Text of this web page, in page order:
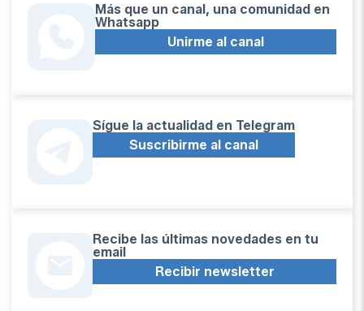
Más que un canal, una comunidad en
Whatsapp
Unirme al canal
Sígue la actualidad en Telegram
Suscribirme al canal
Recibe las últimas novedades en tu
email
Recibir newsletter